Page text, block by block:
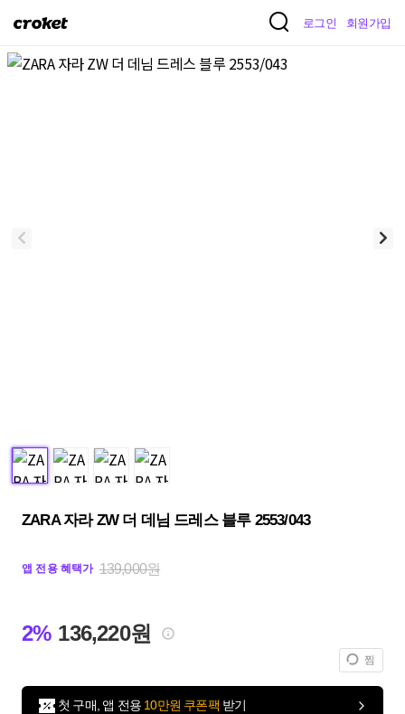
크
켓
로그인 회원가입
ZARA 자라 ZW 더 데님 드레스 블루 2553/043
앱 전용 혜택가 139,000원
2% 136,220원
찜
첫 구매, 앱 전용 10만원 쿠폰팩 받기